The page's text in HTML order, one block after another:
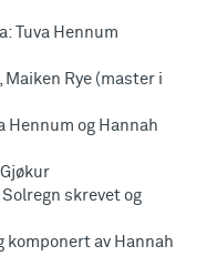
Tuva Hennum
Rye (master i
Hennum og Hannah
skrevet og
komponert av Hannah